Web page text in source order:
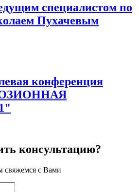
специалистом по
Пухачевым
конференция
консультацию?
свяжемся с Вами